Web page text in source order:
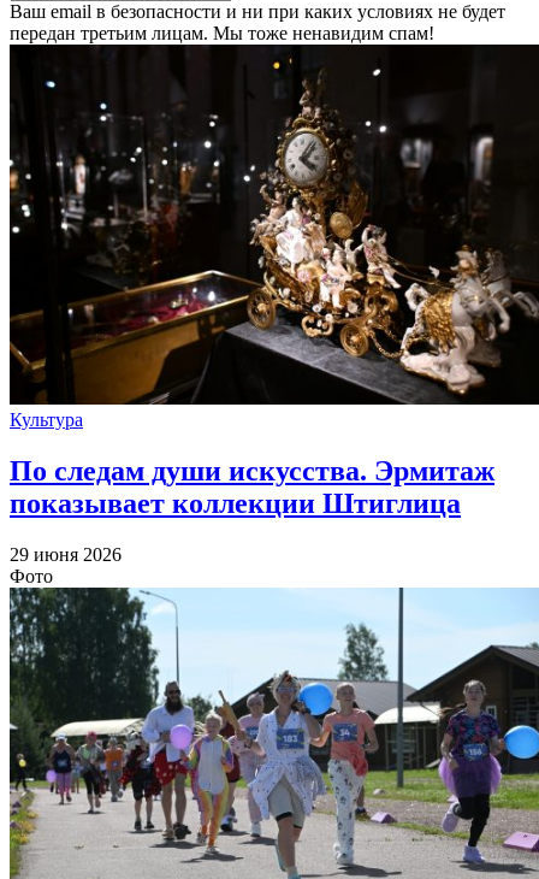
Ваш email в безопасности и ни при каких условиях не будет
передан третьим лицам. Мы тоже ненавидим спам!
Культура
По следам души искусства. Эрмитаж
показывает коллекции Штиглица
29 июня 2026
Фото